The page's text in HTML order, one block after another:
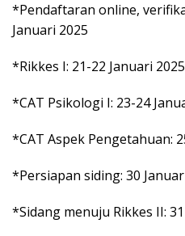
*Pendaftaran online,
Januari 2025
*Rikkes I: 21-22 Januari 2025
*CAT Psikologi I: 23-24
*CAT Aspek Pengetahuan:
*Persiapan siding: 30
*Sidang menuju Rikkes II: